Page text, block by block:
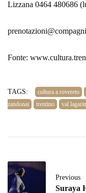
Lizzana 0464 480686
Fonte:
TAGS: cultura a rovereto
zandonai
trentino val
Previous
Suraya